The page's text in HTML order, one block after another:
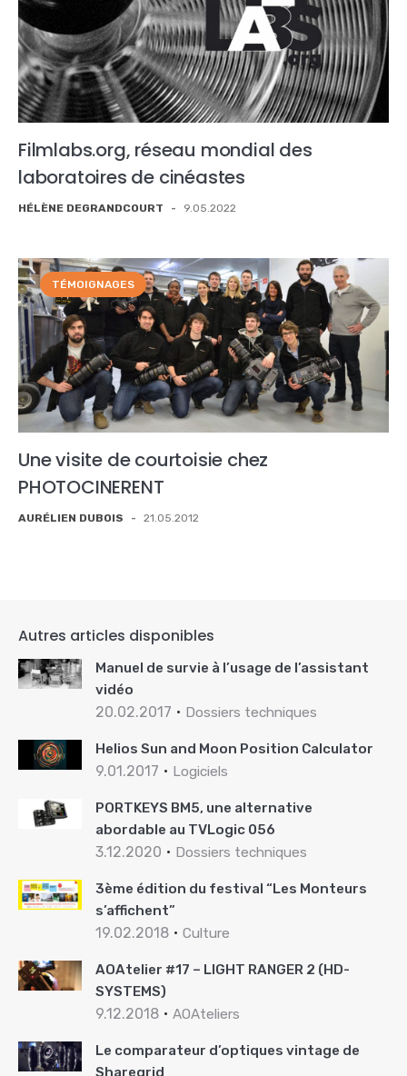
Filmlabs.org, réseau mondial des
laboratoires de cinéastes
HÉLÈNE DEGRANDCOURT - 9.05.2022
TÉMOIGNAGES
Une visite de courtoisie chez
PHOTOCINERENT
AURÉLIEN DUBOIS - 21.05.2012
Autres articles disponibles
Manuel de survie à l’usage de l’assistant
vidéo
20.02.2017 Dossiers techniques
Helios Sun and Moon Position Calculator
9.01.2017 Logiciels
PORTKEYS BM5, une alternative
abordable au TVLogic 056
3.12.2020 Dossiers techniques
3ème édition du festival “Les Monteurs
s’affichent”
19.02.2018 Culture
AOAtelier #17 – LIGHT RANGER 2 (HD-
SYSTEMS)
9.12.2018 AOAteliers
Le comparateur d’optiques vintage de
Sharegrid